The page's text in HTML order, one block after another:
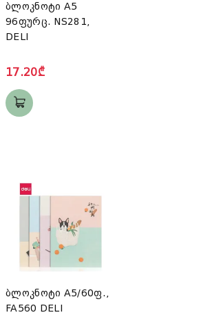
ბლოკნოტი A5
96ფურც. NS281,
DELI
17.20₾
ბლოკნოტი A5/60ფ.,
FA560 DELI